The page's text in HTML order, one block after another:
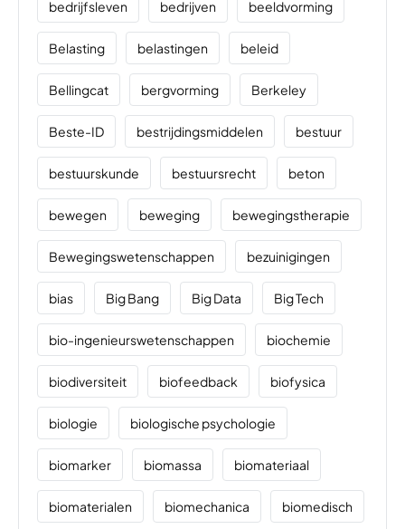
bedrijfsleven bedrijven beeldvorming
Belasting belastingen beleid
Bellingcat bergvorming Berkeley
Beste-ID bestrijdingsmiddelen bestuur
bestuurskunde bestuursrecht beton
bewegen beweging bewegingstherapie
Bewegingswetenschappen bezuinigingen
bias Big Bang Big Data Big Tech
bio-ingenieurswetenschappen biochemie
biodiversiteit biofeedback biofysica
biologie biologische psychologie
biomarker biomassa biomateriaal
biomaterialen biomechanica biomedisch